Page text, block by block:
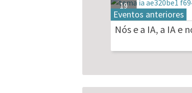
19
mai.
2026
Eventos anteriores
Nós e a IA, a IA e